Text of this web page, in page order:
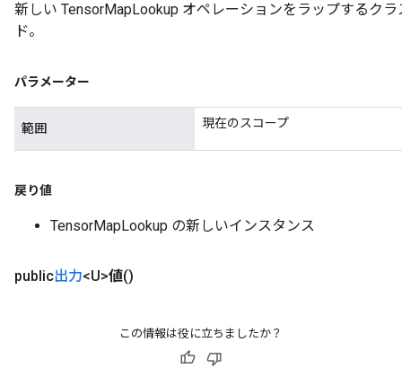
新しい TensorMapLookup オペレーションをラップするク
ド。
パラメーター
範囲 現在のスコープ
戻り値
TensorMapLookup の新しいインスタンス
public出力<U>値()
この情報は役に立ちましたか？